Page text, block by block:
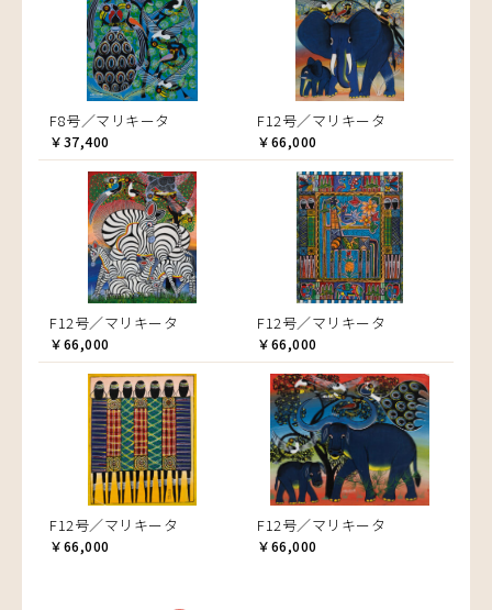
F8号／マリキータ
￥37,400
F12号／マリキータ
￥66,000
F12号／マリキータ
￥66,000
F12号／マリキータ
￥66,000
F12号／マリキータ
￥66,000
F12号／マリキータ
￥66,000